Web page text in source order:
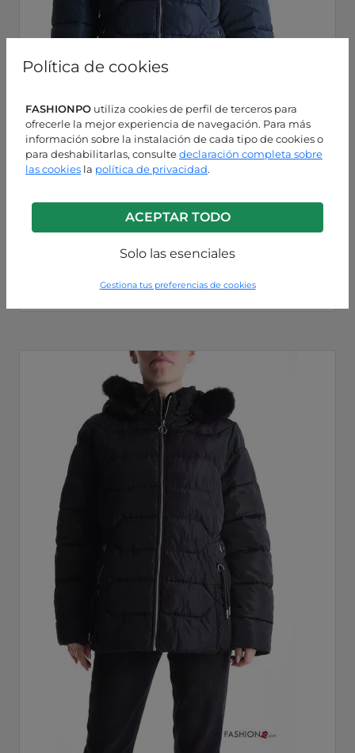
Política de cookies
FASHIONPO utiliza cookies de perfil de terceros para
ofrecerle la mejor experiencia de navegación. Para más
información sobre la instalación de cada tipo de cookies o
para deshabilitarlas, consultedeclaración completa sobre
las cookies la política de privacidad.
ACEPTAR TODO
Solo las esenciales
Gestiona tus preferencias de cookies